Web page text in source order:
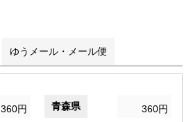
ゆうメール・メール便
360円 青森県 360円